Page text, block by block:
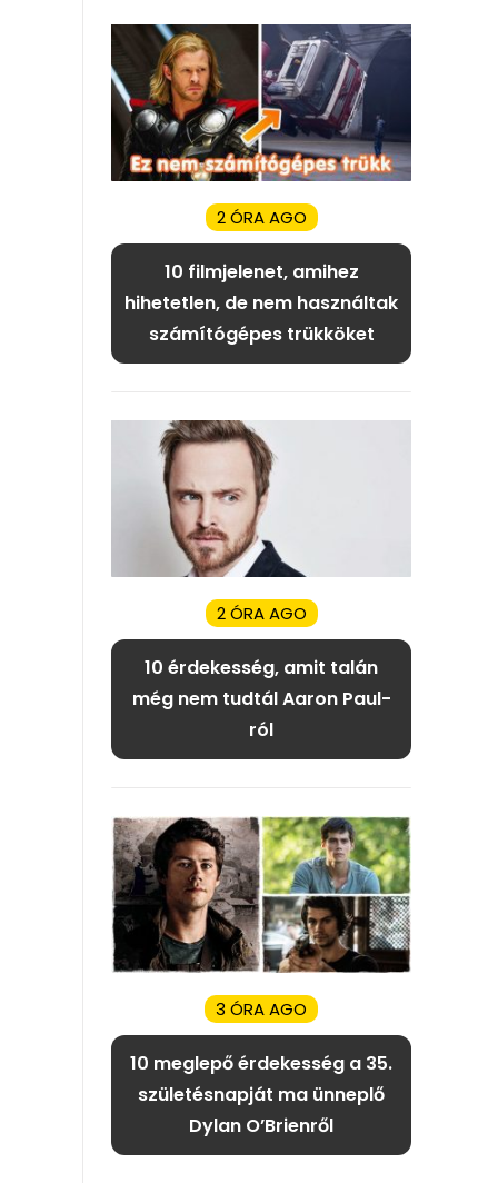
2 ÓRA AGO
10 filmjelenet, amihez
hihetetlen, de nem használtak
számítógépes trükköket
2 ÓRA AGO
10 érdekesség, amit talán
még nem tudtál Aaron Paul-
ról
3 ÓRA AGO
10 meglepő érdekesség a 35.
születésnapját ma ünneplő
Dylan O’Brienről